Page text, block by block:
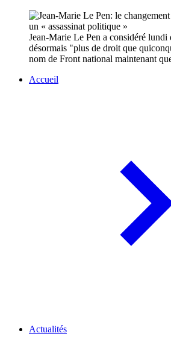
Jean-Marie Le Pen a considéré lundi
désormais "plus de droit que
nom de Front national maintenant
Accueil
Actualités